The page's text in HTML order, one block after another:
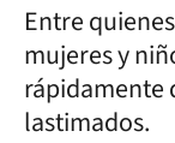
Entre
mujeres y
rápidamente
lastimados.